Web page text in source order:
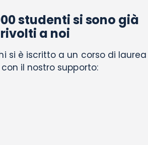
studenti si sono già
rivolti a noi
si è iscritto a un corso di laurea
il nostro supporto: